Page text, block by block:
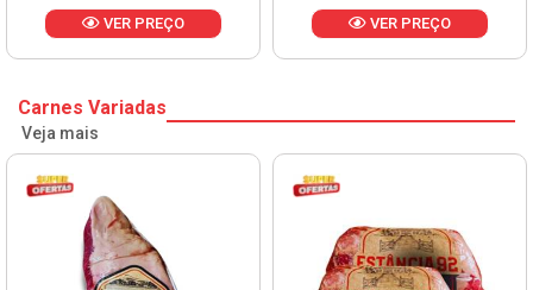
VER PREÇO VER PREÇO
Carnes Variadas
Veja mais